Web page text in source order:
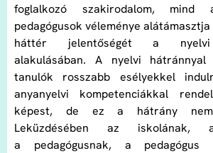
foglalkozó szakirodalom, mind
pedagógusok véleménye
háttér jelentőségét a nyelvi
alakulásában. A nyelvi
tanulók rosszabb esélyekkel
anyanyelvi kompetenciákkal
képest, de ez a hátrány nem
Leküzdésében az
a pedagógusnak, a pedagógus